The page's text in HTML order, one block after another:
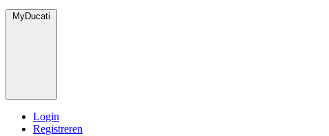
MyDucati
Login
Registreren